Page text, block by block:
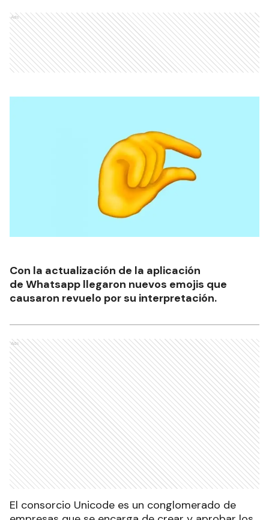
Ads
Con la actualización de la aplicación
de Whatsapp llegaron nuevos emojis que
causaron revuelo por su interpretación.
Ads
El consorcio Unicode es un conglomerado de